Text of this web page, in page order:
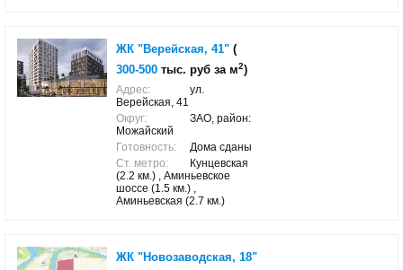
ЖК "Верейская, 41" (
300-500 тыс. руб за м2)
Адрес:
ул.
Верейская, 41
Округ:
ЗАО, район:
Можайский
Готовность:
Дома сданы
Ст. метро:
Кунцевская
(2.2 км.) , Аминьевское
шоссе (1.5 км.) ,
Аминьевская (2.7 км.)
ЖК "Новозаводская, 18"